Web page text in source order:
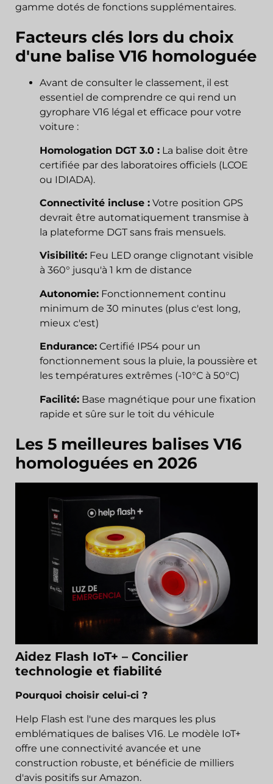
gamme dotés de fonctions supplémentaires.
Facteurs clés lors du choix
d'une balise V16 homologuée
Avant de consulter le classement, il est
essentiel de comprendre ce qui rend un
gyrophare V16 légal et efficace pour votre
voiture :
Homologation DGT 3.0 : La balise doit être
certifiée par des laboratoires officiels (LCOE
ou IDIADA).
Connectivité incluse : Votre position GPS
devrait être automatiquement transmise à
la plateforme DGT sans frais mensuels.
Visibilité: Feu LED orange clignotant visible
à 360° jusqu'à 1 km de distance
Autonomie: Fonctionnement continu
minimum de 30 minutes (plus c'est long,
mieux c'est)
Endurance: Certifié IP54 pour un
fonctionnement sous la pluie, la poussière et
les températures extrêmes (-10°C à 50°C)
Facilité: Base magnétique pour une fixation
rapide et sûre sur le toit du véhicule
Les 5 meilleures balises V16
homologuées en 2026
Aidez Flash IoT+ – Concilier
technologie et fiabilité
Pourquoi choisir celui-ci ?
Help Flash est l'une des marques les plus
emblématiques de balises V16. Le modèle IoT+
offre une connectivité avancée et une
construction robuste, et bénéficie de milliers
d'avis positifs sur Amazon.